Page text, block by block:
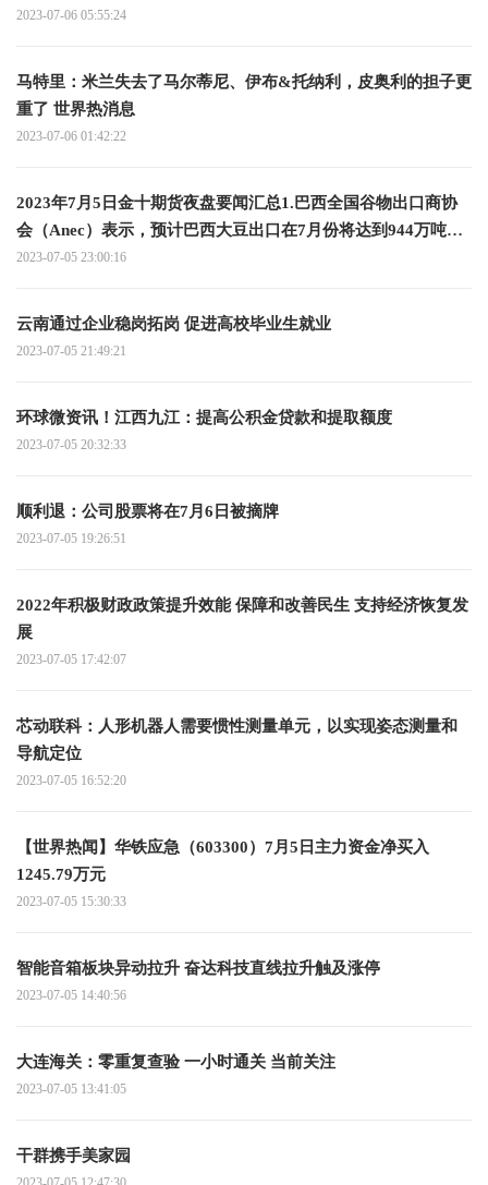
2023-07-06 05:55:24
马特里：米兰失去了马尔蒂尼、伊布&托纳利，皮奥利的担子更
重了 世界热消息
2023-07-06 01:42:22
2023年7月5日金十期货夜盘要闻汇总1.巴西全国谷物出口商协
会（Anec）表示，预计巴西大豆出口在7月份将达到944万吨，
而去年同期为700万吨；预计巴西玉米出口在7月份达到634万
225万吨 全球关注
2023-07-05 23:00:16
云南通过企业稳岗拓岗 促进高校毕业生就业
2023-07-05 21:49:21
环球微资讯！江西九江：提高公积金贷款和提取额度
2023-07-05 20:32:33
顺利退：公司股票将在7月6日被摘牌
2023-07-05 19:26:51
2022年积极财政政策提升效能 保障和改善民生 支持经济恢复发
展
2023-07-05 17:42:07
芯动联科：人形机器人需要惯性测量单元，以实现姿态测量和
导航定位
2023-07-05 16:52:20
【世界热闻】华铁应急（603300）7月5日主力资金净买入
1245.79万元
2023-07-05 15:30:33
智能音箱板块异动拉升 奋达科技直线拉升触及涨停
2023-07-05 14:40:56
大连海关：零重复查验 一小时通关 当前关注
2023-07-05 13:41:05
干群携手美家园